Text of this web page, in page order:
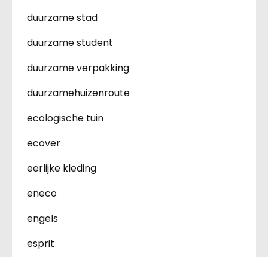
duurzame stad
duurzame student
duurzame verpakking
duurzamehuizenroute
ecologische tuin
ecover
eerlijke kleding
eneco
engels
esprit